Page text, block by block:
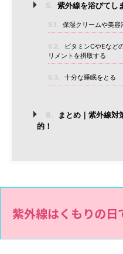
5. 紫外線を浴びてし
5.1. 保湿クリームや美容
5.2.
ビタミンCやEなど
リメントを摂取する
5.3. 十分な睡眠をとる
6.
まとめ｜紫外線対
的！
紫外線はくもりの日